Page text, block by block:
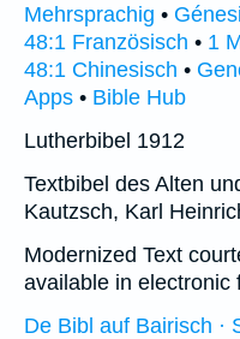
Mehrsprachig •
48:1 Französisch • 1
48:1 Chinesisch •
Apps • Bible Hub
Lutherbibel 1912
Textbibel des Alten
Kautzsch, Karl
Modernized Text
available in electronic
De Bibl auf Bairisch ·